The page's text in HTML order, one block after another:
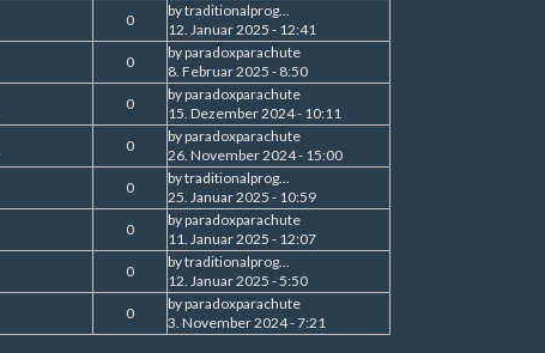
0
bytraditionalprog...
12. Januar 2025 - 12:41
0
byparadoxparachute
8. Februar 2025 - 8:50
0
byparadoxparachute
15. Dezember 2024 - 10:11
0
byparadoxparachute
26. November 2024 - 15:00
0
bytraditionalprog...
25. Januar 2025 - 10:59
0
byparadoxparachute
11. Januar 2025 - 12:07
0
bytraditionalprog...
12. Januar 2025 - 5:50
0
byparadoxparachute
3. November 2024 - 7:21